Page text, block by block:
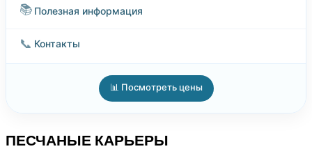
📚 Полезная информация
📞 Контакты
📊 Посмотреть цены
ПЕСЧАНЫЕ КАРЬЕРЫ